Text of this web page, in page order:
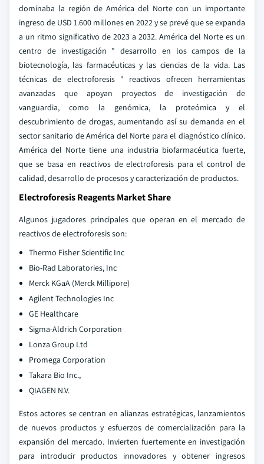
dominaba la región de América del Norte con un importante
ingreso de USD 1.600 millones en 2022 y se prevé que se expanda
a un ritmo significativo de 2023 a 2032. América del Norte es un
centro de investigación " desarrollo en los campos de la
biotecnología, las farmacéuticas y las ciencias de la vida. Las
técnicas de electroforesis " reactivos ofrecen herramientas
avanzadas que apoyan proyectos de investigación de
vanguardia, como la genómica, la proteómica y el
descubrimiento de drogas, aumentando así su demanda en el
sector sanitario de América del Norte para el diagnóstico clínico.
América del Norte tiene una industria biofarmacéutica fuerte,
que se basa en reactivos de electroforesis para el control de
calidad, desarrollo de procesos y caracterización de productos.
Electroforesis Reagents Market Share
Algunos jugadores principales que operan en el mercado de
reactivos de electroforesis son:
Thermo Fisher Scientific Inc
Bio-Rad Laboratories, Inc
Merck KGaA (Merck Millipore)
Agilent Technologies Inc
GE Healthcare
Sigma-Aldrich Corporation
Lonza Group Ltd
Promega Corporation
Takara Bio Inc.,
QIAGEN N.V.
Estos actores se centran en alianzas estratégicas, lanzamientos
de nuevos productos y esfuerzos de comercialización para la
expansión del mercado. Invierten fuertemente en investigación
para introducir productos innovadores y obtener ingresos